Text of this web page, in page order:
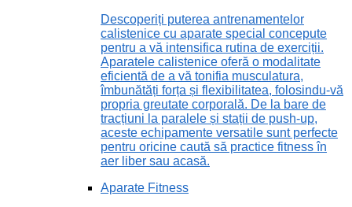
Descoperiți puterea antrenamentelor
calistenice cu aparate special concepute
pentru a vă intensifica rutina de exerciții.
Aparatele calistenice oferă o modalitate
eficientă de a vă tonifia musculatura,
îmbunătăți forța și flexibilitatea, folosindu-vă
propria greutate corporală. De la bare de
tracțiuni la paralele și stații de push-up,
aceste echipamente versatile sunt perfecte
pentru oricine caută să practice fitness în
aer liber sau acasă.
Aparate Fitness